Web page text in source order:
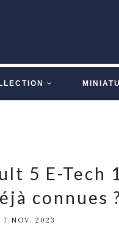
5 E-Tech
connues
7 NOV. 2023